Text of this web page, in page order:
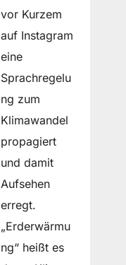
vor Kurzem
auf Instagram
eine
Sprachregelu
ng zum
Klimawandel
propagiert
und damit
Aufsehen
erregt.
„Erderwärmu
ng“ heißt es